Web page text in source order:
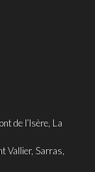
de l’Isère, La
Vallier, Sarras,